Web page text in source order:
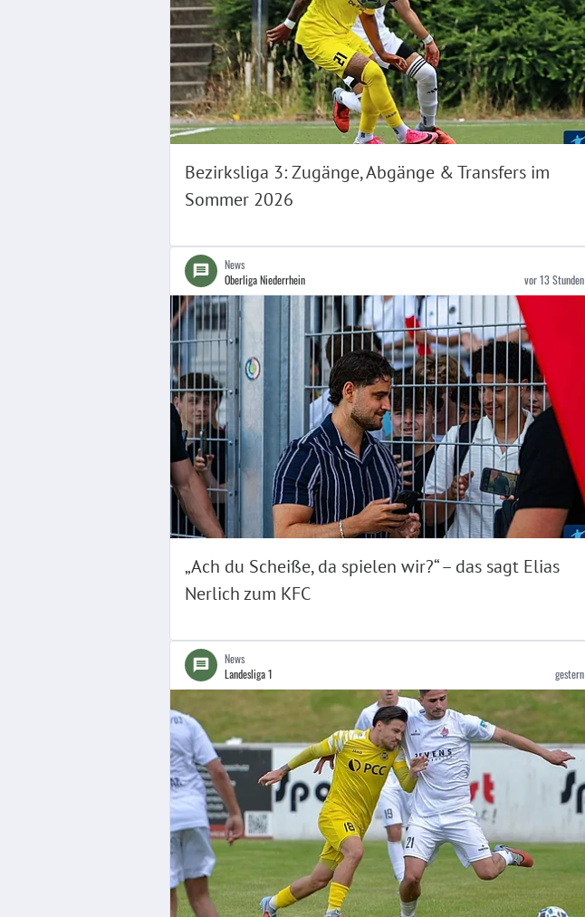
Bezirksliga 3: Zugänge, Abgänge & Transfers im
Sommer 2026
News
Oberliga Niederrhein
vor 13 Stunden
„Ach du Scheiße, da spielen wir?“ – das sagt Elias
Nerlich zum KFC
News
Landesliga 1
gestern